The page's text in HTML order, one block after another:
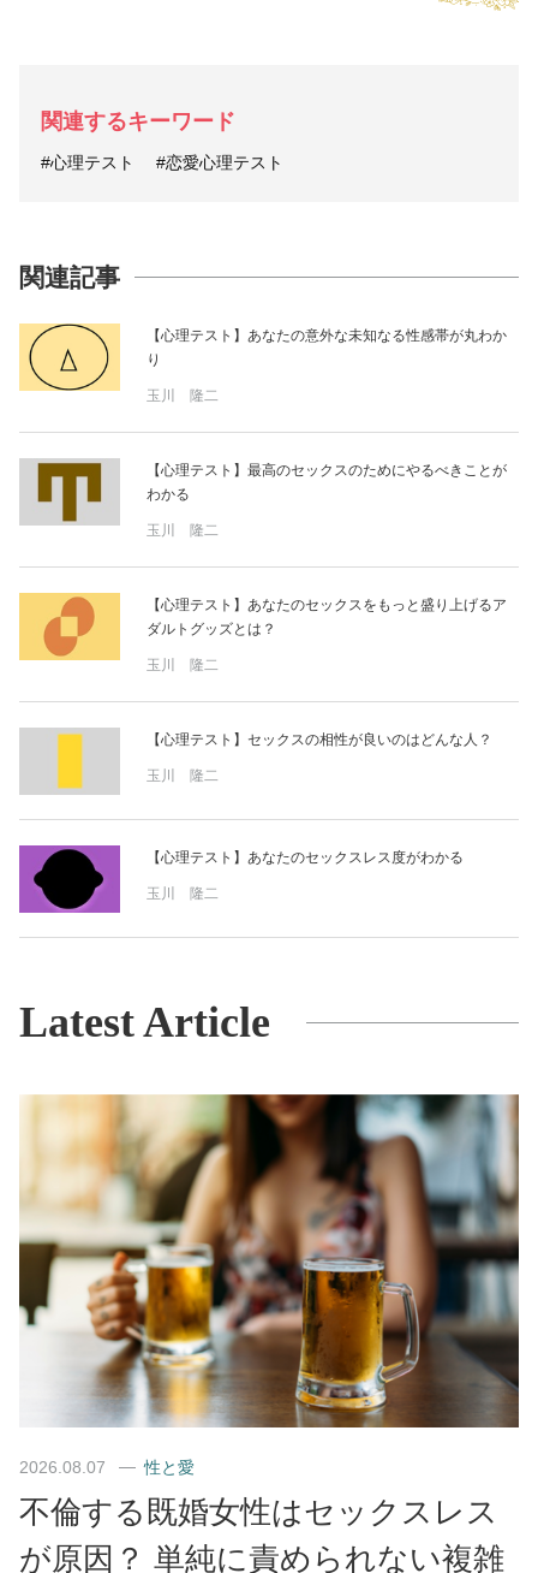
関連するキーワード
#心理テスト #恋愛心理テスト
関連記事
【心理テスト】あなたの意外な未知なる性感帯が丸わか
り
玉川 隆二
【心理テスト】最高のセックスのためにやるべきことが
わかる
玉川 隆二
【心理テスト】あなたのセックスをもっと盛り上げるア
ダルトグッズとは？
玉川 隆二
【心理テスト】セックスの相性が良いのはどんな人？
玉川 隆二
【心理テスト】あなたのセックスレス度がわかる
玉川 隆二
Latest Article
2026.08.07 性と愛
不倫する既婚女性はセックスレス
が原因？ 単純に責められない複雑